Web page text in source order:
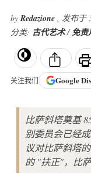
byRedazione , 发布于
分类: 古代艺术/免责
关注我们 Google
比萨斜塔奠基
别委员会已经
议对比萨斜塔
的 "扶正"，比